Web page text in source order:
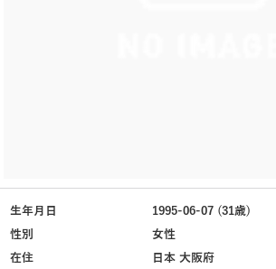
生年月日
1995-06-07 (31歳)
性別
女性
在住
日本 大阪府